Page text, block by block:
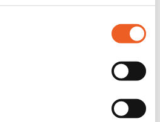
Cu Alcool Pentru